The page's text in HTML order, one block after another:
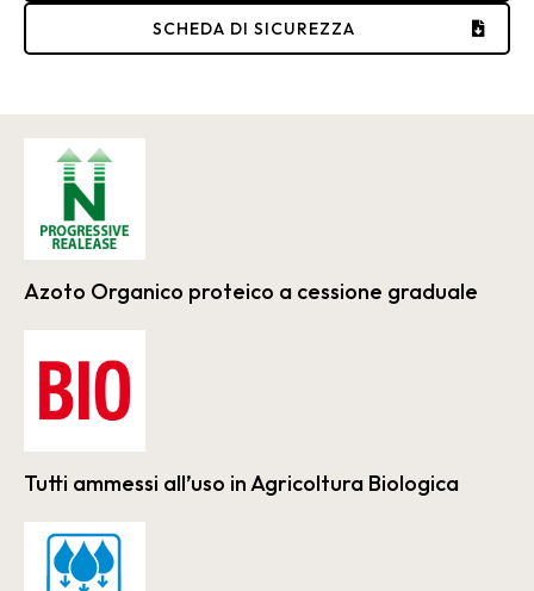
SCHEDA DI SICUREZZA
Azoto Organico proteico a cessione graduale
Tutti ammessi all’uso in Agricoltura Biologica